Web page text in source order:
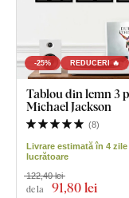
-25% REDUCERI 🔥
Tablou din lemn 3
Michael Jackson
(8)
Livrare estimată în 4 zile
lucrătoare
de la 91,80 lei
122,40 lei